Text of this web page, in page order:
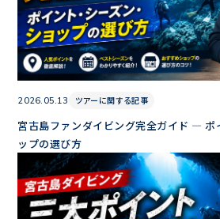
2026.05.13 ツアーに関する記事
宮古島ファンダイビング完全ガイド — ポ
ップの選び方